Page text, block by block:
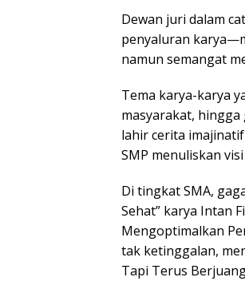
Dewan juri dalam
penyaluran
namun semangat
Tema karya-karya
masyarakat,
lahir cerita
SMP menuliskan
Di tingkat SMA,
Sehat” karya Intan
Mengoptimalkan
tak ketinggalan,
Tapi Terus